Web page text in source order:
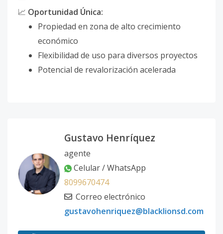
📈 Oportunidad Única:
Propiedad en zona de alto crecimiento
económico
Flexibilidad de uso para diversos proyectos
Potencial de revalorización acelerada
Gustavo Henríquez
agente
Celular / WhatsApp
8099670474
Correo electrónico
gustavohenriquez@blacklionsd.com